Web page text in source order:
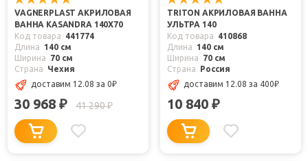
VAGNERPLAST АКРИЛОВАЯ
ВАННА KASANDRA 140X70
Код товара
441774
Длина
140 см
Ширина
70 см
Страна
Чехия
доставим 12.08 за 0₽
30 968 ₽ 41 290₽
TRITON АКРИЛОВАЯ ВАННА
УЛЬТРА 140
Код товара
410868
Длина
140 см
Ширина
70 см
Страна
Россия
доставим 12.08 за 400₽
10 840 ₽